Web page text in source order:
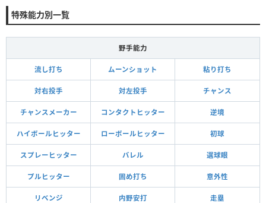
特殊能力別一覧
野手能力
流し打ち ムーンショット 粘り打ち
対右投手 対左投手 チャンス
チャンスメーカー コンタクトヒッター 逆境
ハイボールヒッター ローボールヒッター 初球
スプレーヒッター バレル 選球眼
プルヒッター 固め打ち 意外性
リベンジ 内野安打 走塁